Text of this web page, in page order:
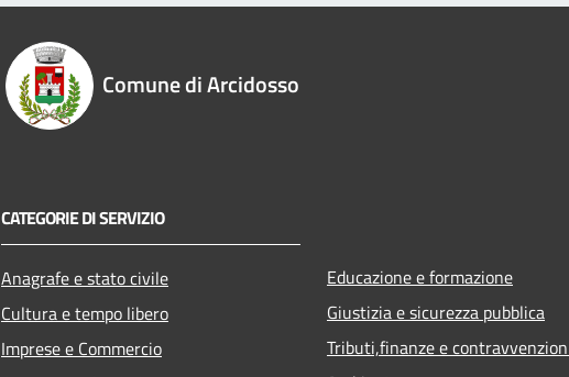
Comune di Arcidosso
CATEGORIE DI SERVIZIO
Anagrafe e stato civile
Cultura e tempo libero
Imprese e Commercio
Educazione e formazione
Giustizia e sicurezza pubblica
Tributi,finanze e